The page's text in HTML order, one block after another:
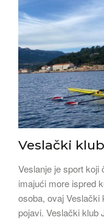
Veslački
Veslanje je sport koji
imajući more ispred
osoba, ovaj Veslački
pojavi. Veslački klub